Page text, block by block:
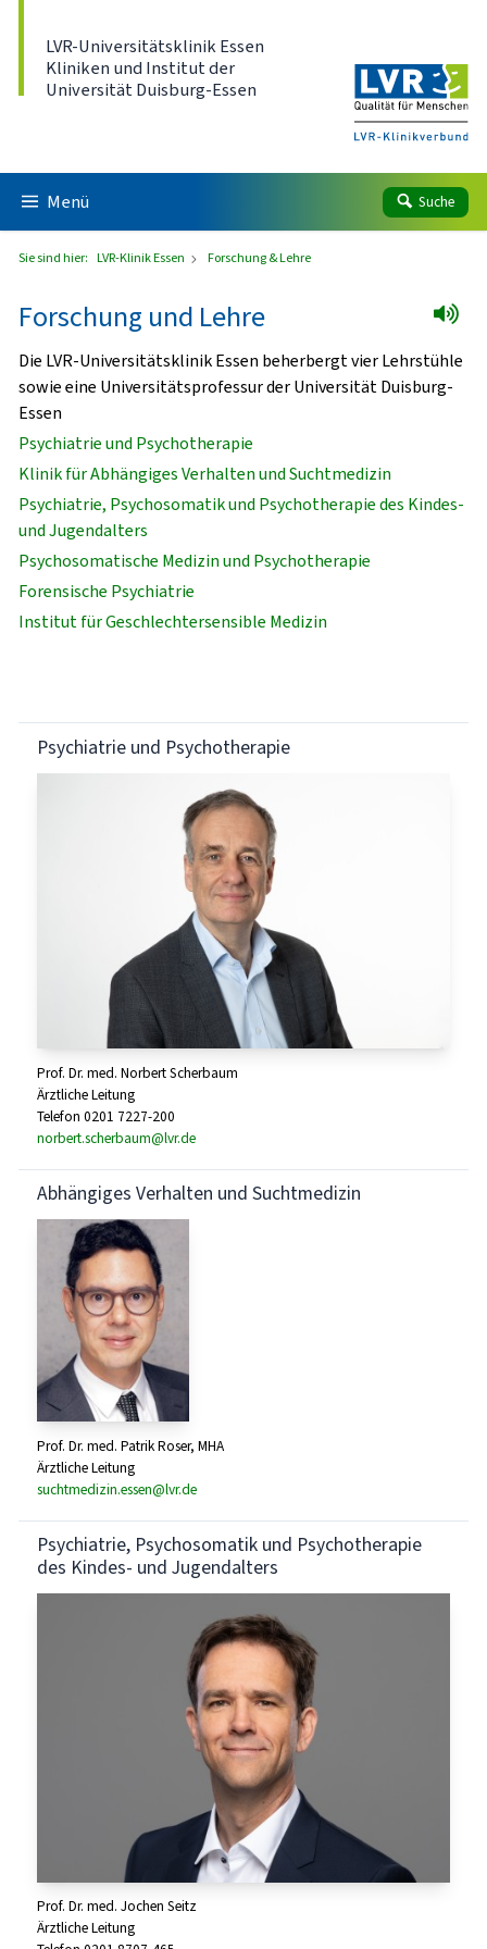
LVR-Universitätsklinik Essen
Kliniken und Institut der
Universität Duisburg-Essen
Menü Suche
Sie sind hier: LVR-Klinik Essen Forschung & Lehre
Forschung und Lehre
Die LVR-Universitätsklinik Essen beherbergt vier Lehrstühle
sowie eine Universitätsprofessur der Universität Duisburg-
Essen
Psychiatrie und Psychotherapie
Klinik für Abhängiges Verhalten und Suchtmedizin
Psychiatrie, Psychosomatik und Psychotherapie des Kindes-
und Jugendalters
Psychosomatische Medizin und Psychotherapie
Forensische Psychiatrie
Institut für Geschlechtersensible Medizin
Psychiatrie und Psychotherapie
Prof. Dr. med. Norbert Scherbaum
Ärztliche Leitung
Telefon 0201 7227-200
norbert.scherbaum@lvr.de
Abhängiges Verhalten und Suchtmedizin
Prof. Dr. med. Patrik Roser, MHA
Ärztliche Leitung
suchtmedizin.essen@lvr.de
Psychiatrie, Psychosomatik und Psychotherapie
des Kindes- und Jugendalters
Prof. Dr. med. Jochen Seitz
Ärztliche Leitung